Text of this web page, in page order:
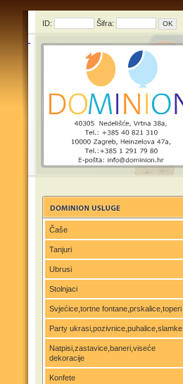
ID: Šifra:
Čaše
Tanjuri
Ubrusi
Stolnjaci
Svjećice,tortne fontane,prskalice,toperi
Party ukrasi,pozivnice,puhalice,slamke
Natpisi,zastavice,baneri,viseće
dekoracije
Konfete